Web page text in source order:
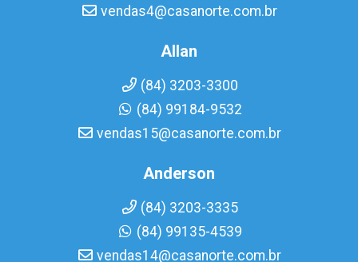
vendas4@casanorte.com.br
Allan
(84) 3203-3300
(84) 99184-9532
vendas15@casanorte.com.br
Anderson
(84) 3203-3335
(84) 99135-4539
vendas14@casanorte.com.br